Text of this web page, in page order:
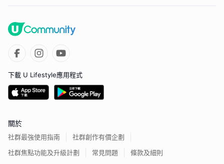
下載 U Lifestyle應用程式
關於
社群最強使用指南
社群創作有價企劃
社群焦點功能及升級計劃
常見問題 條款及細則